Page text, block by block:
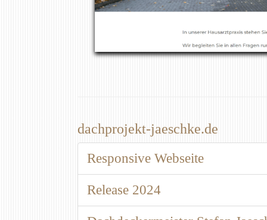
dachprojekt-jaeschke.de
Responsive Webseite
Release 2024